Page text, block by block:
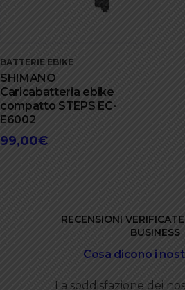
BATTERIE EBIKE
SHIMANO
Caricabatteria ebike
compatto STEPS EC-
E6002
99,00€
RECENSIONI
BUSINESS
Cosa dicono i
La soddisfazione dei